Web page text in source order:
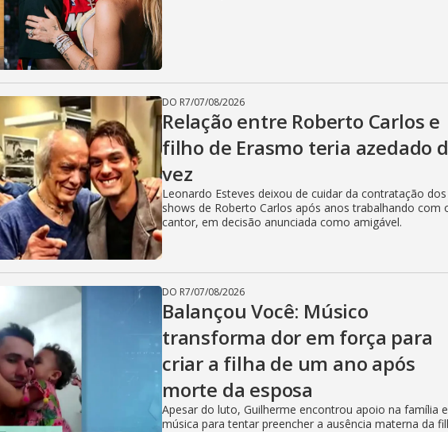
DO R7/07/08/2026
Relação entre Roberto Carlos e
filho de Erasmo teria azedado
vez
Leonardo Esteves deixou de cuidar da contratação dos
shows de Roberto Carlos após anos trabalhando com
cantor, em decisão anunciada como amigável.
DO R7/07/08/2026
Balançou Você: Músico
transforma dor em força para
criar a filha de um ano após
morte da esposa
Apesar do luto, Guilherme encontrou apoio na família
música para tentar preencher a ausência materna da